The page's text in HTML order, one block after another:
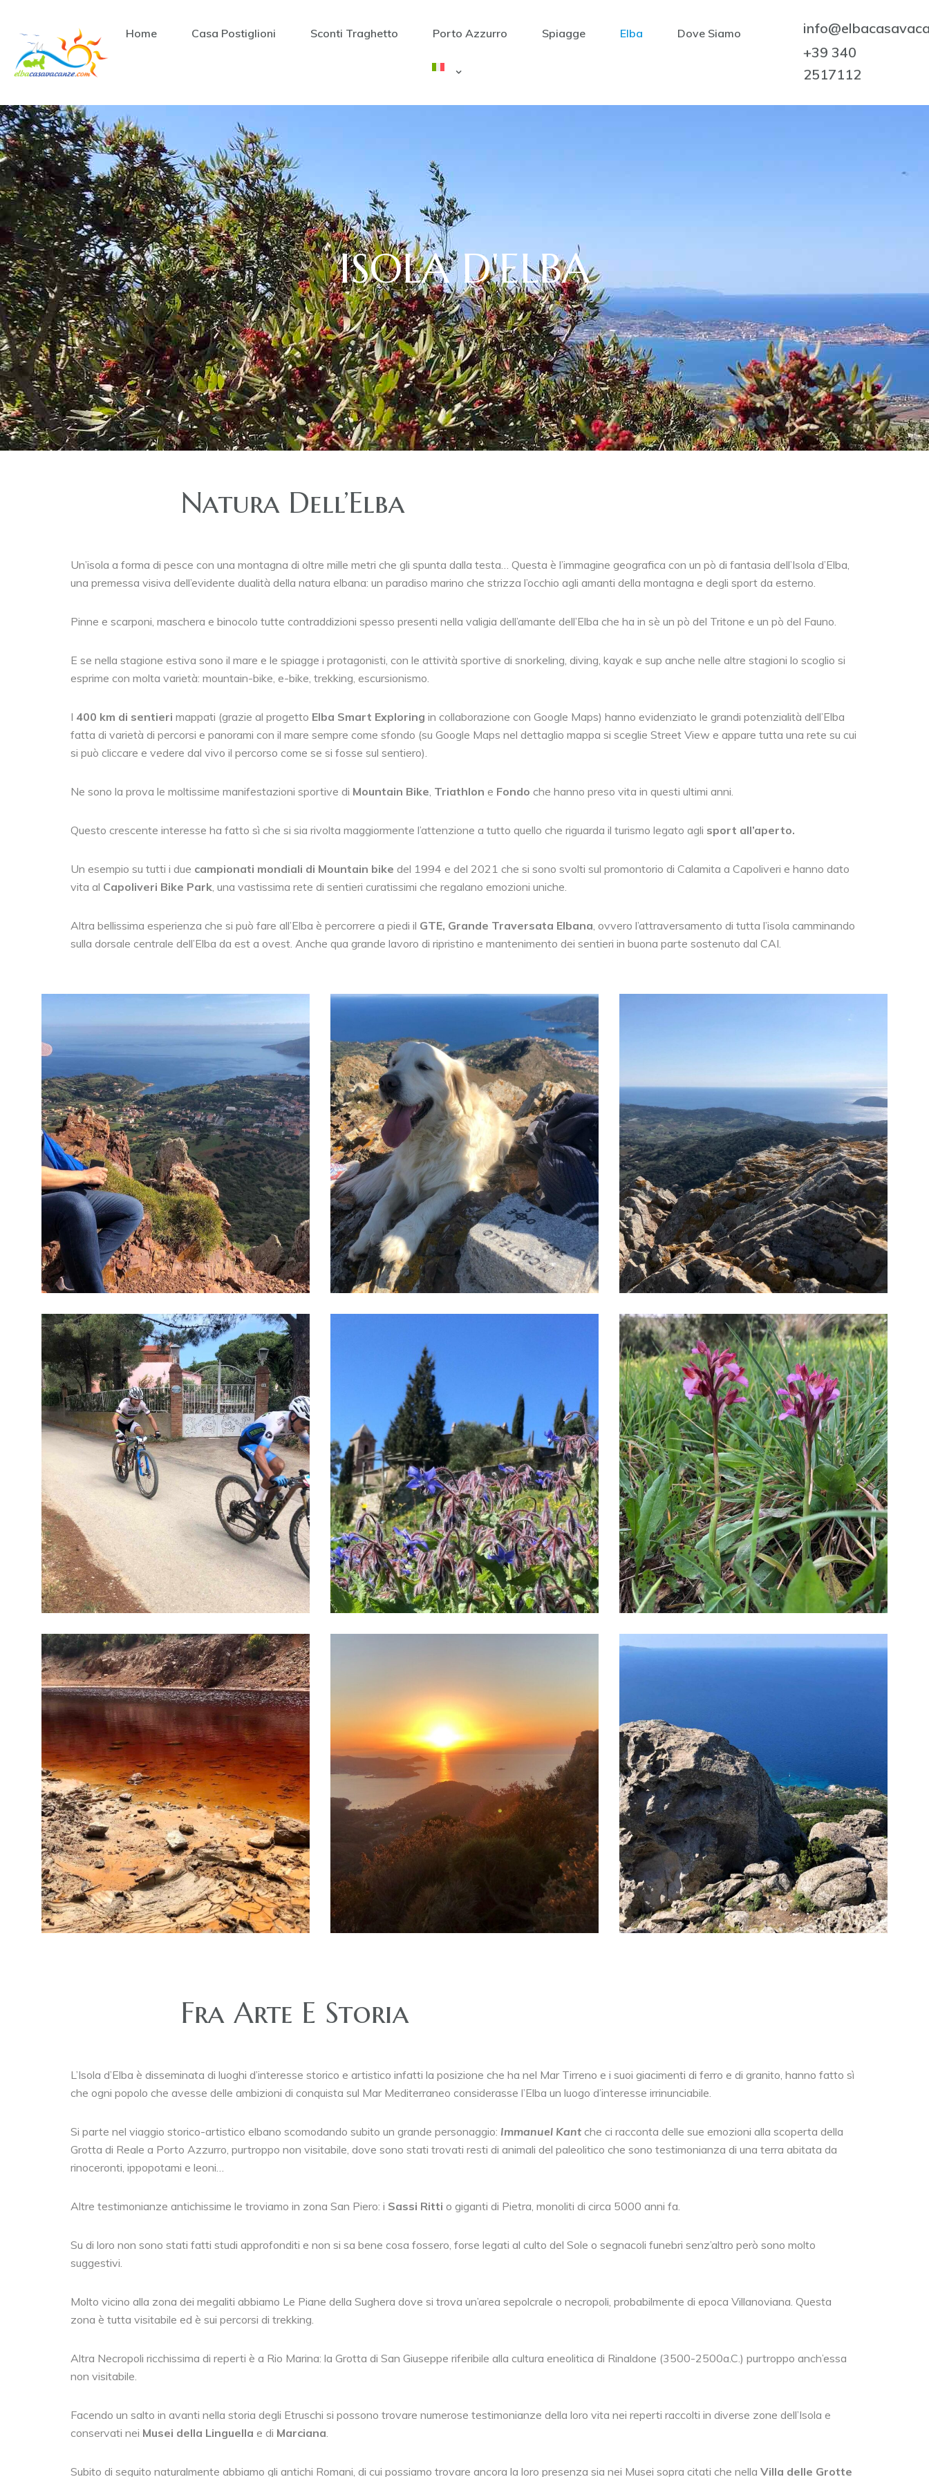
Home Casa Postiglioni Sconti Traghetto Porto Azzurro Spiagge Elba Dove Siamo
+39 340
2517112
ISOLA D'ELBA
Natura Dell’Elba
Un’isola a forma di pesce con una montagna di oltre mille metri che gli spunta dalla testa… Questa è l’immagine geografica con un pò di fantasia dell’Isola d’Elba,
una premessa visiva dell’evidente dualità della natura elbana: un paradiso marino che strizza l’occhio agli amanti della montagna e degli sport da esterno.
Pinne e scarponi, maschera e binocolo tutte contraddizioni spesso presenti nella valigia dell’amante dell’Elba che ha in sè un pò del Tritone e un pò del Fauno.
E se nella stagione estiva sono il mare e le spiagge i protagonisti, con le attività sportive di snorkeling, diving, kayak e sup anche nelle altre stagioni lo scoglio si
esprime con molta varietà: mountain-bike, e-bike, trekking, escursionismo.
I 400 km di sentieri mappati (grazie al progetto Elba Smart Exploring in collaborazione con Google Maps) hanno evidenziato le grandi potenzialità dell’Elba
fatta di varietà di percorsi e panorami con il mare sempre come sfondo (su Google Maps nel dettaglio mappa si sceglie Street View e appare tutta una rete su cui
si può cliccare e vedere dal vivo il percorso come se si fosse sul sentiero).
Ne sono la prova le moltissime manifestazioni sportive di Mountain Bike, Triathlon e Fondo che hanno preso vita in questi ultimi anni.
Questo crescente interesse ha fatto sì che si sia rivolta maggiormente l’attenzione a tutto quello che riguarda il turismo legato agli sport all’aperto.
Un esempio su tutti i due campionati mondiali di Mountain bike del 1994 e del 2021 che si sono svolti sul promontorio di Calamita a Capoliveri e hanno dato
vita al Capoliveri Bike Park, una vastissima rete di sentieri curatissimi che regalano emozioni uniche.
Altra bellissima esperienza che si può fare all’Elba è percorrere a piedi il GTE, Grande Traversata Elbana, ovvero l’attraversamento di tutta l’isola camminando
sulla dorsale centrale dell’Elba da est a ovest. Anche qua grande lavoro di ripristino e mantenimento dei sentieri in buona parte sostenuto dal CAI.
Fra Arte E Storia
L’Isola d’Elba è disseminata di luoghi d’interesse storico e artistico infatti la posizione che ha nel Mar Tirreno e i suoi giacimenti di ferro e di granito, hanno fatto sì
che ogni popolo che avesse delle ambizioni di conquista sul Mar Mediterraneo considerasse l’Elba un luogo d’interesse irrinunciabile.
Si parte nel viaggio storico-artistico elbano scomodando subito un grande personaggio: Immanuel Kant che ci racconta delle sue emozioni alla scoperta della
Grotta di Reale a Porto Azzurro, purtroppo non visitabile, dove sono stati trovati resti di animali del paleolitico che sono testimonianza di una terra abitata da
rinoceronti, ippopotami e leoni…
Altre testimonianze antichissime le troviamo in zona San Piero: i Sassi Ritti o giganti di Pietra, monoliti di circa 5000 anni fa.
Su di loro non sono stati fatti studi approfonditi e non si sa bene cosa fossero, forse legati al culto del Sole o segnacoli funebri senz’altro però sono molto
suggestivi.
Molto vicino alla zona dei megaliti abbiamo Le Piane della Sughera dove si trova un’area sepolcrale o necropoli, probabilmente di epoca Villanoviana. Questa
zona è tutta visitabile ed è sui percorsi di trekking.
Altra Necropoli ricchissima di reperti è a Rio Marina: la Grotta di San Giuseppe riferibile alla cultura eneolitica di Rinaldone (3500-2500a.C.) purtroppo anch’essa
non visitabile.
Facendo un salto in avanti nella storia degli Etruschi si possono trovare numerose testimonianze della loro vita nei reperti raccolti in diverse zone dell’Isola e
conservati nei Musei della Linguella e di Marciana
Subito di seguito naturalmente abbiamo gli antichi Romani, di cui possiamo trovare ancora la loro presenza sia nei Musei sopra citati che nella Villa delle Grotte